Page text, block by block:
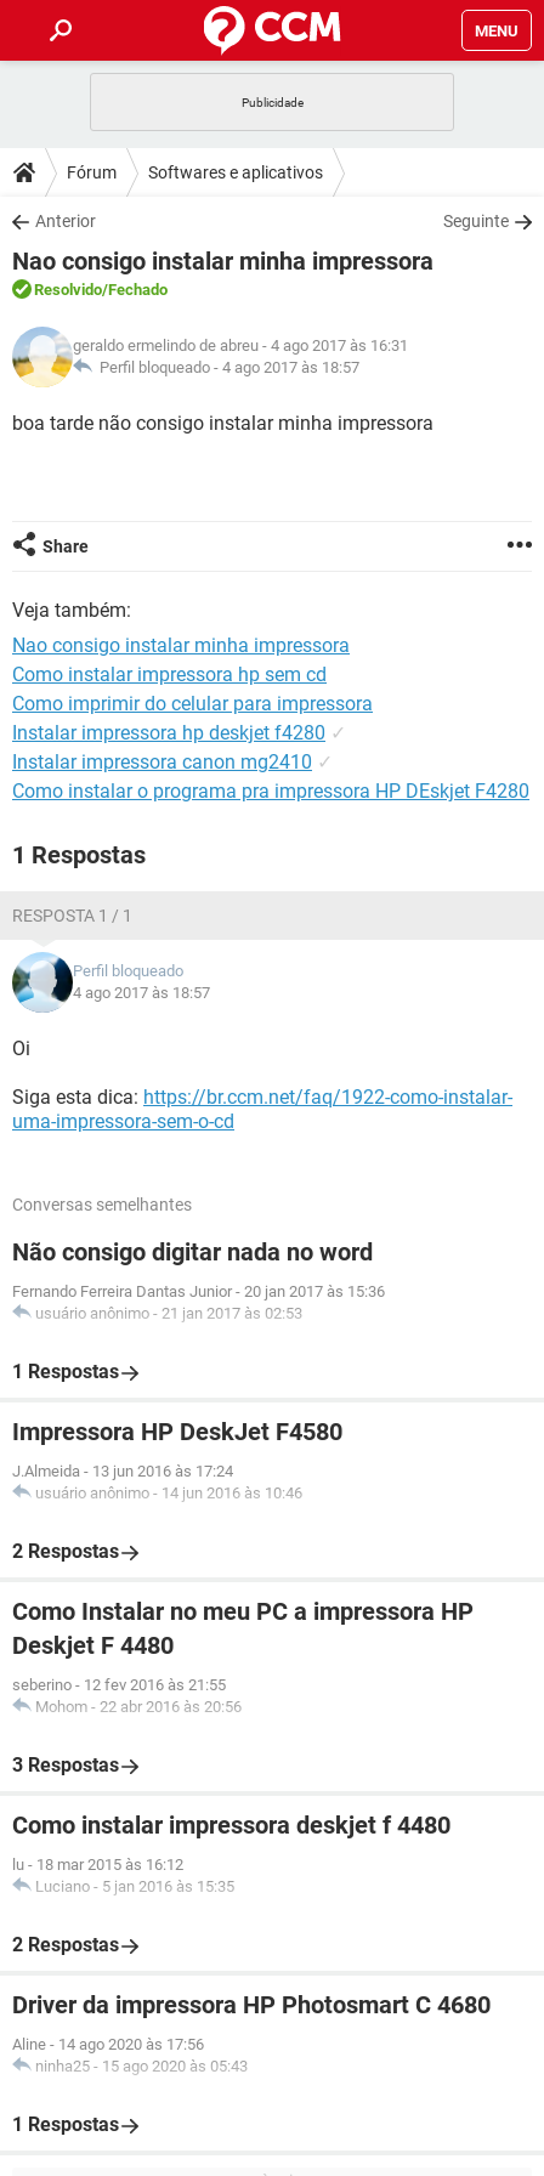
MENU
CELULAR FACEBOOK
OUTLOOK
INSTAGRAM GMAIL
GUIA DE COMPRAS
DICAS
JOGOS WHATSAPP
OUTLOOK
INSTAGRAM
GUIA DE COMPRAS
DOWNLOADS
JOGOS WHATSAPP
CELULAR
OUTLOOK EXCEL
INSTAGRAM
GUIA DE COMPRAS
FÓRUM
JOGOS
CELULAR FACEBOOK
GLOSSÁRIO
JOGOS
CELULAR FACEBOOK
GUIA DE COMPRAS
Fórum Softwares e aplicativos
Anterior Seguinte
Nao consigo instalar minha impressora
Resolvido/Fechado
geraldo ermelindo de abreu - 4 ago 2017 às 16:31
Perfil bloqueado - 4 ago 2017 às 18:57
boa tarde não consigo instalar minha impressora
Share
Veja também:
Nao consigo instalar minha impressora
Como instalar impressora hp sem cd
Como imprimir do celular para impressora
Instalar impressora hp deskjet f4280 ✓
Instalar impressora canon mg2410 ✓
Como instalar o programa pra impressora HP DEskjet F4280
1 Respostas
RESPOSTA 1 / 1
Perfil bloqueado
4 ago 2017 às 18:57
Oi
Siga esta dica: https://br.ccm.net/faq/1922-como-instalar-
uma-impressora-sem-o-cd
Conversas semelhantes
Não consigo digitar nada no word
Fernando Ferreira Dantas Junior - 20 jan 2017 às 15:36
usuário anônimo - 21 jan 2017 às 02:53
1 Respostas
Impressora HP DeskJet F4580
J.Almeida - 13 jun 2016 às 17:24
usuário anônimo - 14 jun 2016 às 10:46
2 Respostas
Como Instalar no meu PC a impressora HP
Deskjet F 4480
seberino - 12 fev 2016 às 21:55
Mohom - 22 abr 2016 às 20:56
3 Respostas
Como instalar impressora deskjet f 4480
lu - 18 mar 2015 às 16:12
Luciano - 5 jan 2016 às 15:35
2 Respostas
Driver da impressora HP Photosmart C 4680
Aline - 14 ago 2020 às 17:56
ninha25 - 15 ago 2020 às 05:43
1 Respostas